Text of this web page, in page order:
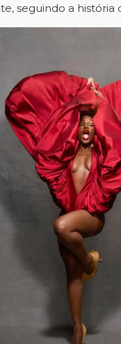
seguindo a história